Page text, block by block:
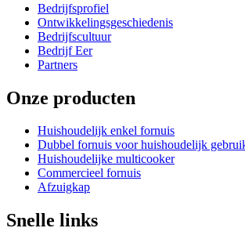
Bedrijfsprofiel
Ontwikkelingsgeschiedenis
Bedrijfscultuur
Bedrijf Eer
Partners
Onze producten
Huishoudelijk enkel fornuis
Dubbel fornuis voor huishoudelijk
Huishoudelijke multicooker
Commercieel fornuis
Afzuigkap
Snelle links